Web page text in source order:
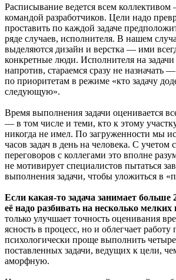
Расписывание ведется всем коллективом
командой разработчиков. Цели надо
проставить по каждой задаче
ряде случаев, исполнителя. В нашем
выделяются дизайн и верстка — ими
конкретные люди. Исполнителя на
напротив, стараемся сразу не назначать
по приоритетам в режиме «кто задачу
следующую».
Время выполнения задачи оценивается
— в том числе и теми, кто к этому
никогда не имел. По загруженности мы
часов задач в день на человека. С учетом
переговоров с коллегами это вполне
не мотивирует специалистов пытаться
выполнения задачи, чтобы уложиться в
Если какая-то задача занимает больше
её надо разбивать на несколько мелких
только улучшает точность оценивания
ясность в процесс, но и облегчает
психологически проще выполнить
поставленных задачи, ведущих к цели,
аморфную.